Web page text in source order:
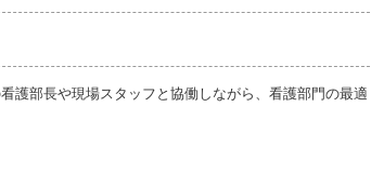
護部長や現場スタッフと協働しながら、看護部門の最適